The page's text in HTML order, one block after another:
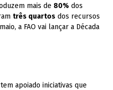
mais de 80% dos
três quartos dos recursos
a FAO vai lançar a Década
apoiado iniciativas que